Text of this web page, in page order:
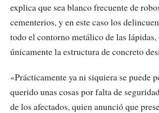
explica que sea blanco frecuente de
cementerios, y en este caso los
todo el contorno metálico de las lápidas,
únicamente la estructura de concreto
«Prácticamente ya ni siquiera se puede
querido unas cosas por falta de
de los afectados, quien anunció que